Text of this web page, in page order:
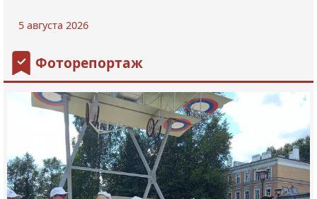
5 августа 2026
Фоторепортаж